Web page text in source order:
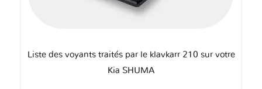
Liste des voyants traités par le klavkarr 210 sur votre
Kia SHUMA